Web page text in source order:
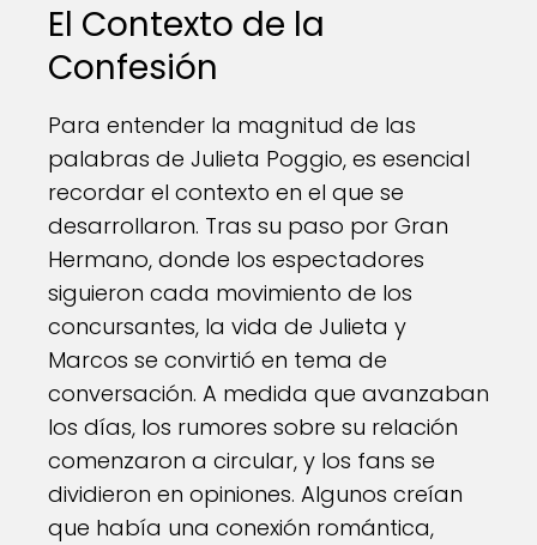
El Contexto de la
Confesión
Para entender la magnitud de las
palabras de Julieta Poggio, es esencial
recordar el contexto en el que se
desarrollaron. Tras su paso por Gran
Hermano, donde los espectadores
siguieron cada movimiento de los
concursantes, la vida de Julieta y
Marcos se convirtió en tema de
conversación. A medida que avanzaban
los días, los rumores sobre su relación
comenzaron a circular, y los fans se
dividieron en opiniones. Algunos creían
que había una conexión romántica,